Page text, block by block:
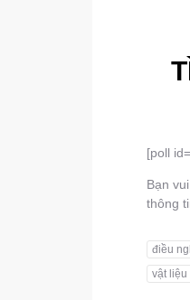
[poll
Bạn
thông
điều
vật liệu